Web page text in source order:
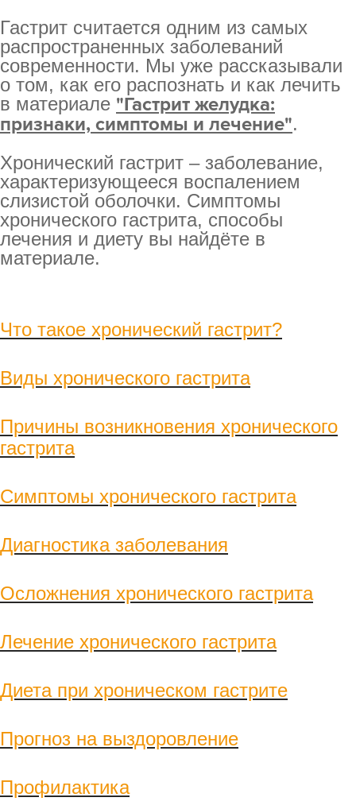
Гастрит считается одним из самых
распространенных заболеваний
современности. Мы уже рассказывали
о том, как его распознать и как лечить
в материале "Гастрит желудка:
признаки, симптомы и лечение".
Хронический гастрит – заболевание,
характеризующееся воспалением
слизистой оболочки. Симптомы
хронического гастрита, способы
лечения и диету вы найдёте в
материале.
Что такое хронический гастрит?
Виды хронического гастрита
Причины возникновения хронического
гастрита
Симптомы хронического гастрита
Диагностика заболевания
Осложнения хронического гастрита
Лечение хронического гастрита
Диета при хроническом гастрите
Прогноз на выздоровление
Профилактика